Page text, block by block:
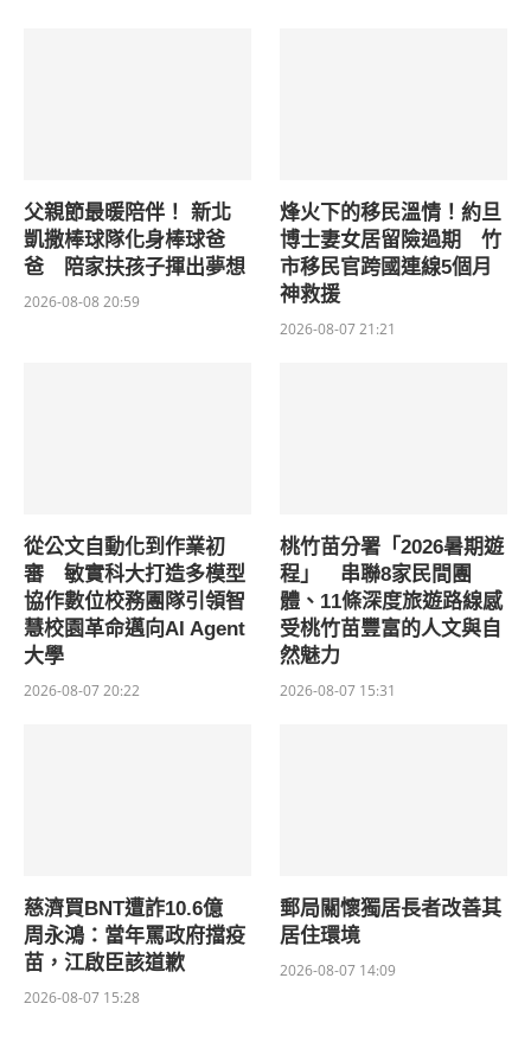
父親節最暖陪伴！ 新北
凱撒棒球隊化身棒球爸
爸 陪家扶孩子揮出夢想
2026-08-08 20:59
烽火下的移民溫情！約旦
博士妻女居留險過期 竹
市移民官跨國連線5個月
神救援
2026-08-07 21:21
從公文自動化到作業初
審 敏實科大打造多模型
協作數位校務團隊引領智
慧校園革命邁向AI Agent
大學
2026-08-07 20:22
桃竹苗分署「2026暑期遊
程」 串聯8家民間團
體、11條深度旅遊路線感
受桃竹苗豐富的人文與自
然魅力
2026-08-07 15:31
慈濟買BNT遭詐10.6億
周永鴻：當年罵政府擋疫
苗，江啟臣該道歉
2026-08-07 15:28
郵局關懷獨居長者改善其
居住環境
2026-08-07 14:09